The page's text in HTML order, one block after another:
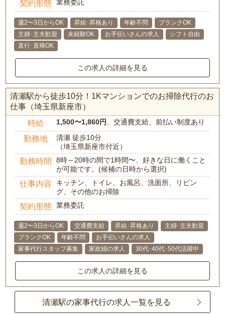
契約形態 業務委託
週2〜3日からOK 昇給･昇格あり 年齢不問
ブランクOK
主婦･主夫歓迎
未経験OK お手伝いさんの求人
シフト自由
直行･直帰OK
この求人の詳細を見る
清瀬駅から徒歩10分！1Kマンションでのお掃除代行のお
仕事（埼玉県新座市）
時給 1,500〜1,860円、交通費支給、前払い制度あり
勤務地
清瀬 徒歩10分
（埼玉県新座市付近）
勤務時間
8時～20時の間で1時間〜、好きな日に働くこと
が可能です。(候補の日時から選択)
仕事内容
キッチン、トイレ、お風呂、洗面所、リビン
グ、その他のお掃除
契約形態 業務委託
週2〜3日からOK 交通費支給 昇給･昇格あり
主婦･主夫歓迎
ブランクOK
年齢不問
お手伝いさんの求人
家事代行スタッフ募集
家政婦の求人 30代･40代･50代活躍中
この求人の詳細を見る
清瀬駅の家事代行の求人一覧を見る